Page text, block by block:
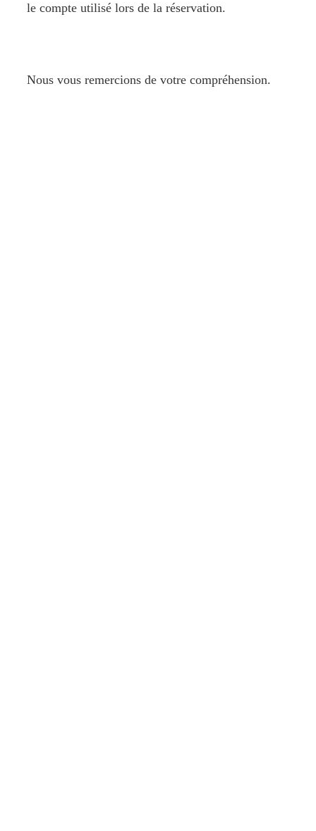
le compte utilisé lors de la réservation.
Nous vous remercions de votre compréhension.